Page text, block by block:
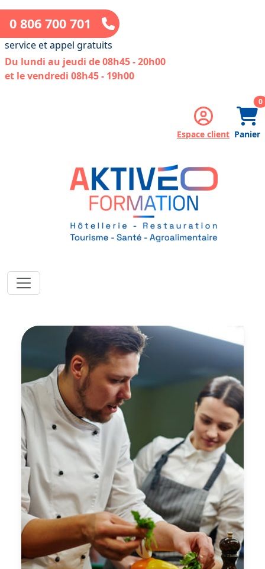
0 806 700 701
service et appel gratuits
Du lundi au jeudi de 08h45 - 20h00
et le vendredi 08h45 - 19h00
Espace client Panier
0